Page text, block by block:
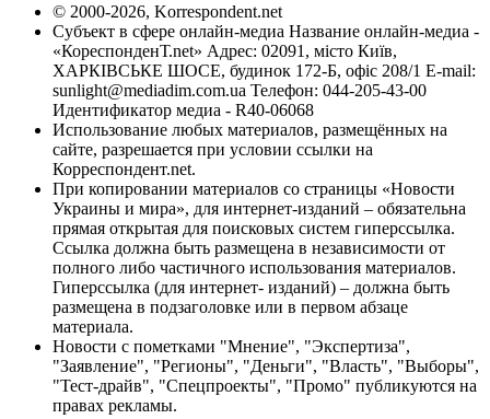
© 2000-2026, Korrespondent.net
Субъект в сфере онлайн-медиа Название онлайн-медиа -
«КореспонденТ.net» Адрес: 02091, місто Київ,
ХАРКІВСЬКЕ ШОСЕ, будинок 172-Б, офіс 208/1 E-mail:
sunlight@mediadim.com.ua Телефон: 044-205-43-00
Идентификатор медиа - R40-06068
Использование любых материалов, размещённых на
сайте, разрешается при условии ссылки на
Корреспондент.net.
При копировании материалов со страницы «Новости
Украины и мира», для интернет-изданий – обязательна
прямая открытая для поисковых систем гиперссылка.
Ссылка должна быть размещена в независимости от
полного либо частичного использования материалов.
Гиперссылка (для интернет- изданий) – должна быть
размещена в подзаголовке или в первом абзаце
материала.
Новости с пометками "Мнение", "Экспертиза",
"Заявление", "Регионы", "Деньги", "Власть", "Выборы",
"Тест-драйв", "Спецпроекты", "Промо" публикуются на
правах рекламы.